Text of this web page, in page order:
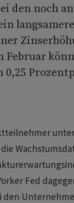
den noch
Februar
0,25
Fed
den